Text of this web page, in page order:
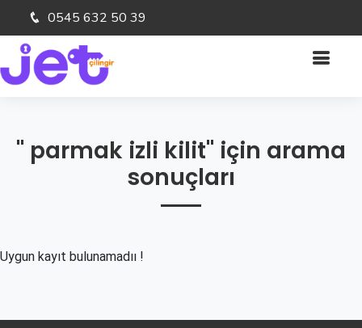
0545 632 50 39
" parmak izli kilit" için arama
sonuçları
Uygun kayıt bulunamadıı !